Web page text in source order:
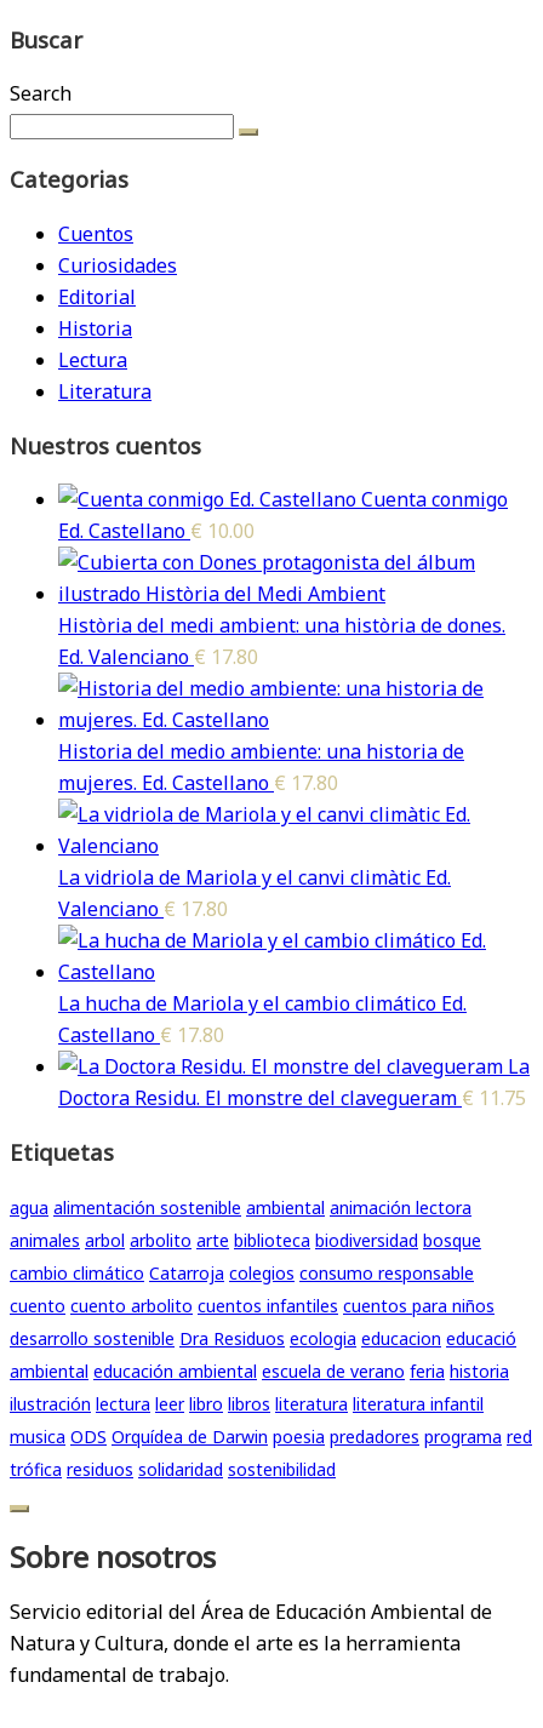
Buscar
Search
Categorias
Cuentos
Curiosidades
Editorial
Historia
Lectura
Literatura
Nuestros cuentos
Cuenta conmigo
Ed. Castellano € 10.00
Història del medi ambient: una història de dones.
Ed. Valenciano € 17.80
Historia del medio ambiente: una historia de
mujeres. Ed. Castellano € 17.80
La vidriola de Mariola y el canvi climàtic Ed.
Valenciano € 17.80
La hucha de Mariola y el cambio climático Ed.
Castellano € 17.80
La
Doctora Residu. El monstre del clavegueram € 11.75
Etiquetas
agua alimentación sostenible ambiental animación lectora
animales arbol arbolito arte biblioteca biodiversidad bosque
cambio climático Catarroja colegios consumo responsable
cuento cuento arbolito cuentos infantiles cuentos para niños
desarrollo sostenible Dra Residuos ecologia educacion educació
ambiental educación ambiental escuela de verano feria historia
ilustración lectura leer libro libros literatura literatura infantil
musica ODS Orquídea de Darwin poesia predadores programa red
trófica residuos solidaridad sostenibilidad
Sobre nosotros
Servicio editorial del Área de Educación Ambiental de
Natura y Cultura, donde el arte es la herramienta
fundamental de trabajo.